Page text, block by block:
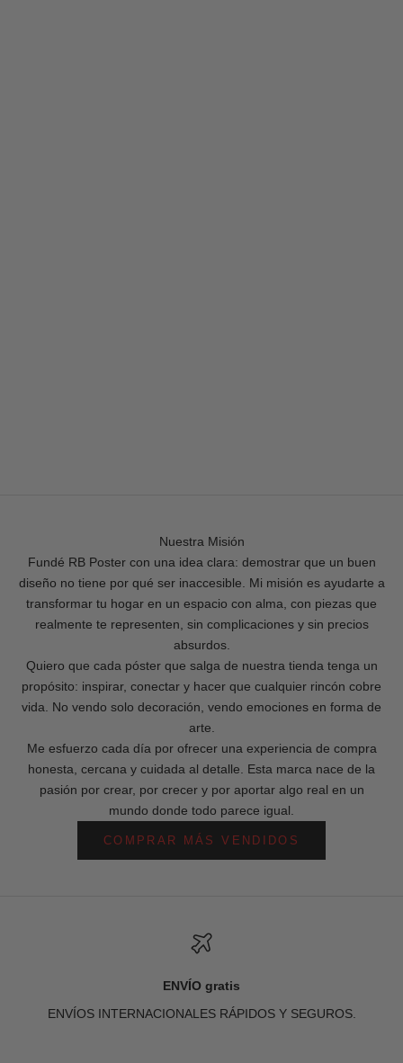
Nuestra Misión
Fundé RB Poster con una idea clara: demostrar que un buen
diseño no tiene por qué ser inaccesible. Mi misión es ayudarte a
transformar tu hogar en un espacio con alma, con piezas que
realmente te representen, sin complicaciones y sin precios
absurdos.
Quiero que cada póster que salga de nuestra tienda tenga un
propósito: inspirar, conectar y hacer que cualquier rincón cobre
vida. No vendo solo decoración, vendo emociones en forma de
arte.
Me esfuerzo cada día por ofrecer una experiencia de compra
honesta, cercana y cuidada al detalle. Esta marca nace de la
pasión por crear, por crecer y por aportar algo real en un
mundo donde todo parece igual.
COMPRAR MÁS VENDIDOS
ENVÍO gratis
ENVÍOS INTERNACIONALES RÁPIDOS Y SEGUROS.